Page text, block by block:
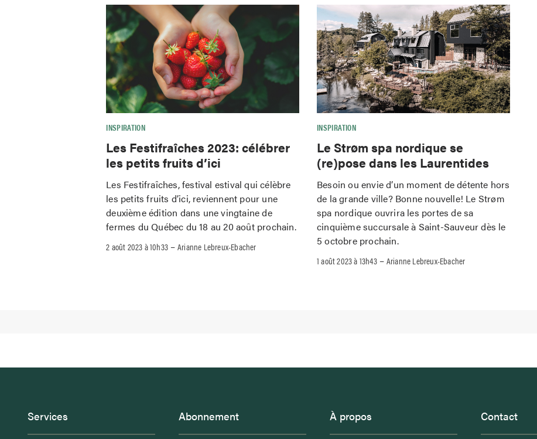
INSPIRATION
Les Festifraîches 2023: célébrer
les petits fruits d’ici
Les Festifraîches, festival estival qui célèbre
les petits fruits d’ici, reviennent pour une
deuxième édition dans une vingtaine de
fermes du Québec du 18 au 20 août prochain.
2 août 2023 à 10h33 –Arianne Lebreux-Ebacher
INSPIRATION
Le Strøm spa nordique se
(re)pose dans les Laurentides
Besoin ou envie d’un moment de détente hors
de la grande ville? Bonne nouvelle! Le Strøm
spa nordique ouvrira les portes de sa
cinquième succursale à Saint-Sauveur dès le
5 octobre prochain.
1 août 2023 à 13h43–Arianne Lebreux-Ebacher
Services Abonnement À propos Contact